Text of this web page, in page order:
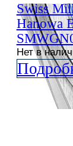
Swiss
Hanowa
Нет в